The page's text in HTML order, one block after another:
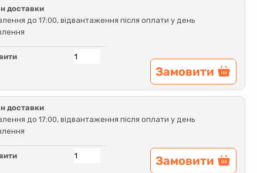
доставки
до 17:00, відвантаження після оплати у день
Замовити
доставки
до 17:00, відвантаження після оплати у день
Замовити